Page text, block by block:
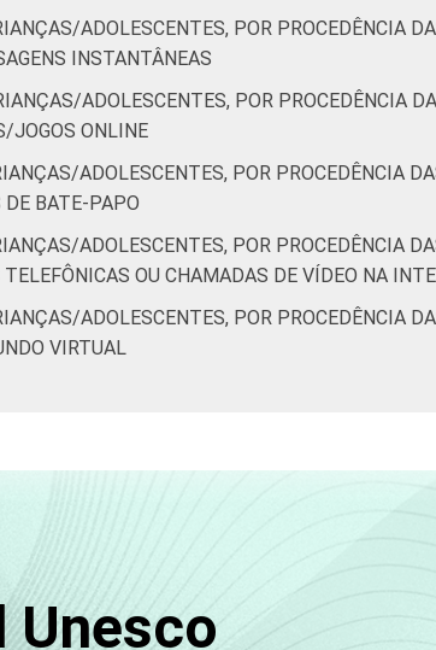
ADOLESCENTES, POR PROCEDÊNCIA
INSTANTÂNEAS
ADOLESCENTES, POR PROCEDÊNCIA
JOGOS ONLINE
ADOLESCENTES, POR PROCEDÊNCIA
BATE-PAPO
ADOLESCENTES, POR PROCEDÊNCIA
OU CHAMADAS DE VÍDEO NA
ADOLESCENTES, POR PROCEDÊNCIA
VIRTUAL
Unesco